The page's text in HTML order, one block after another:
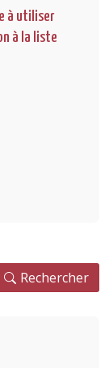
à utiliser
à la liste
Rechercher